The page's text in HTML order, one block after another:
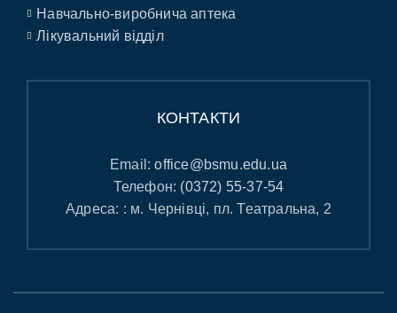
Навчально-виробнича аптека
Лікувальний відділ
КОНТАКТИ
Email:office@bsmu.edu.ua
Телефон: (0372) 55-37-54
Адреса: : м. Чернівці, пл. Театральна, 2